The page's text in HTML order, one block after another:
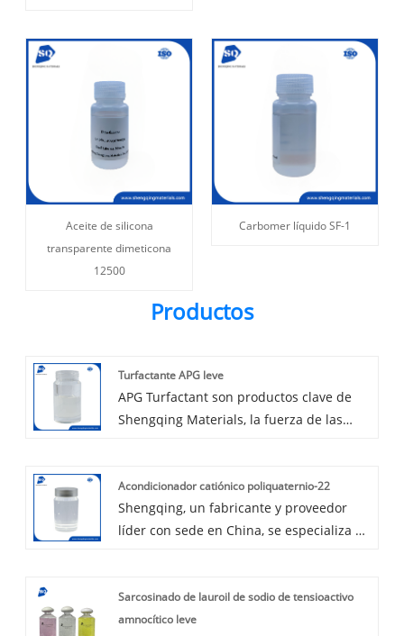
Aceite de silicona
transparente dimeticona
12500
Carbomer líquido SF-1
Productos
Turfactante APG leve
APG Turfactant son productos clave de
Shengqing Materials, la fuerza de las
excelente sensación de hacer un
tensioactivo calificado de alta claridad y
viscosidad para los clientes que se
RSPO, APG Turfactant de Shengqing
Materials puede satisfacer la mayoría de
Acondicionador catiónico poliquaternio-22
Shengqing, un fabricante y proveedor
líder con sede en China, se especializa en
enfoque principal está en los
ingredientes del cuidado personal, que
Sarcosinado de lauroil de sodio de tensioactivo
amnocítico leve